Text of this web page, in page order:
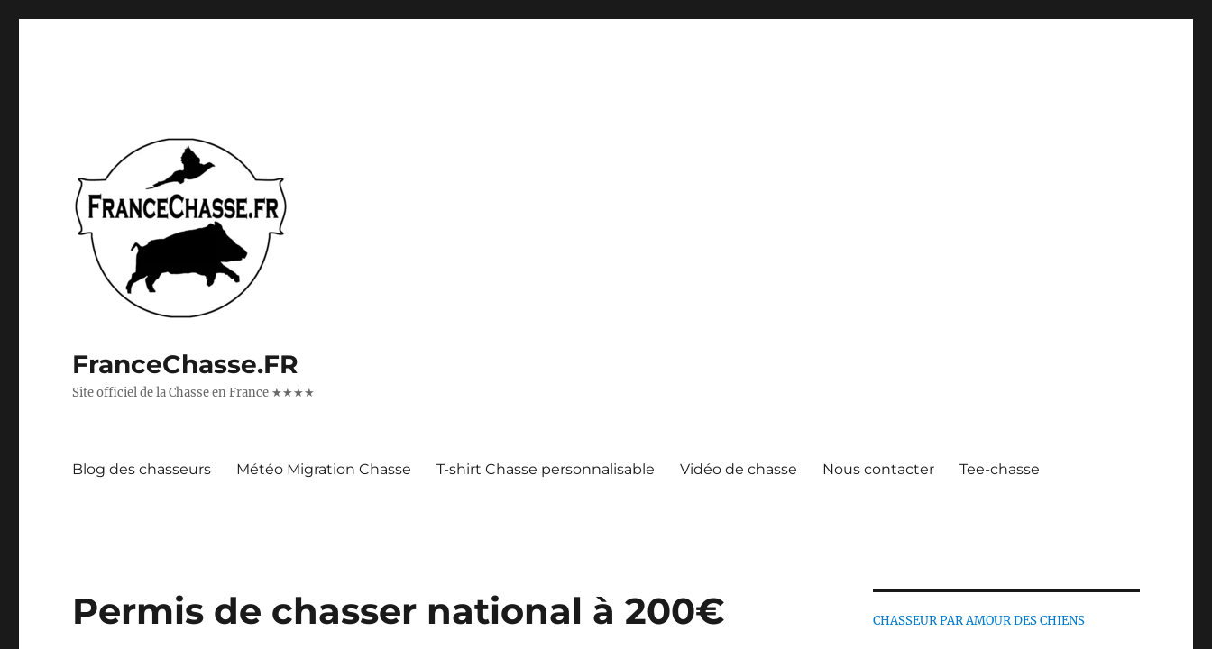
FranceChasse.FR
Site officiel de la Chasse en France ★★★★
Blog des chasseurs Météo Migration Chasse T-shirt Chasse personnalisable Vidéo de chasse Nous contacter Tee-chasse
Permis de chasser national à 200€ CHASSEUR PAR AMOUR DES CHIENS